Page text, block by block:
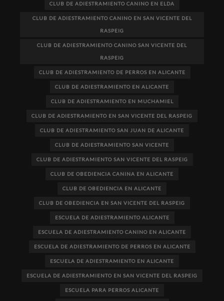
CLUB DE ADIESTRAMIENTO CANINO EN ELDA
CLUB DE ADIESTRAMIENTO CANINO EN SAN VICENTE DEL
RASPEIG
CLUB DE ADIESTRAMIENTO CANINO SAN VICENTE DEL
RASPEIG
CLUB DE ADIESTRAMIENTO DE PERROS EN ALICANTE
CLUB DE ADIESTRAMIENTO EN ALICANTE
CLUB DE ADIESTRAMIENTO EN MUCHAMIEL
CLUB DE ADIESTRAMIENTO EN SAN VICENTE DEL RASPEIG
CLUB DE ADIESTRAMIENTO SAN JUAN DE ALICANTE
CLUB DE ADIESTRAMIENTO SAN VICENTE
CLUB DE ADIESTRAMIENTO SAN VICENTE DEL RASPEIG
CLUB DE OBEDIENCIA CANINA EN ALICANTE
CLUB DE OBEDIENCIA EN ALICANTE
CLUB DE OBEDIENCIA EN SAN VICENTE DEL RASPEIG
ESCUELA DE ADIESTRAMIENTO ALICANTE
ESCUELA DE ADIESTRAMIENTO CANINO EN ALICANTE
ESCUELA DE ADIESTRAMIENTO DE PERROS EN ALICANTE
ESCUELA DE ADIESTRAMIENTO EN ALICANTE
ESCUELA DE ADIESTRAMIENTO EN SAN VICENTE DEL RASPEIG
ESCUELA PARA PERROS ALICANTE